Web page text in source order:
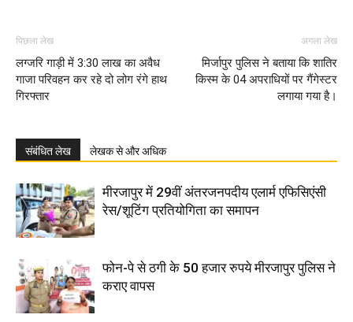
पिछला लेख
लग्जरि गाड़ी में 3:30 लाख का अवैध
गाजा परिवहन कर रहे दो लोग रंगे हाथ
गिरफ्तार
अगला लेख
मिर्जापुर पुलिस ने बताया कि शातिर
किस्म के 04 अपराधियों पर गैंगेस्टर
लगाया गया है।
संबंधित लेख लेखक से और अधिक
मीरजापुर में 29वीं अंतरजनपदीय एलार्म एफिसिएंसी
रेस/शूटिंग प्रतियोगिता का समापन
फोन-पे से ठगी के 50 हजार रुपये मीरजापुर पुलिस ने
कराए वापस